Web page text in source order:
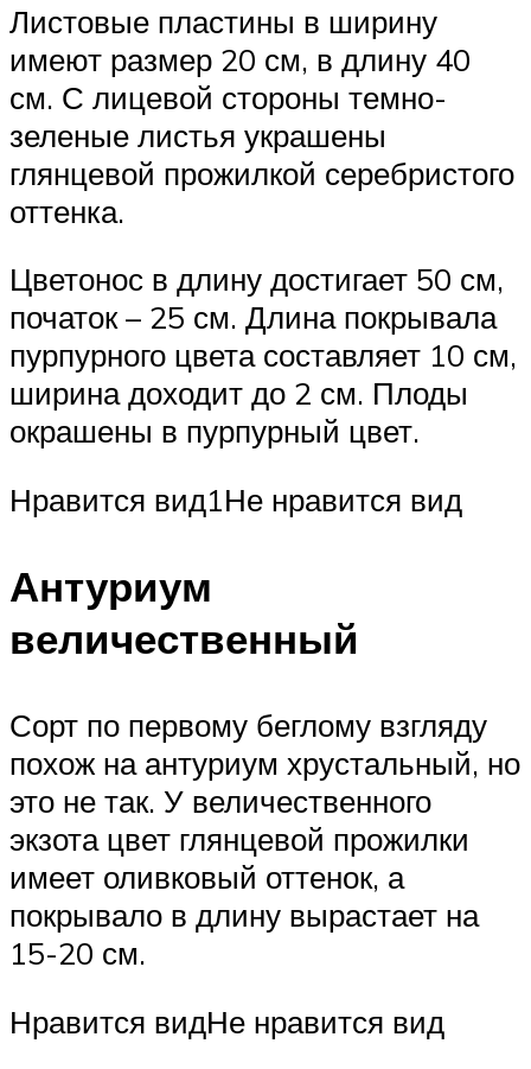
Листовые пластины в ширину
имеют размер 20 см, в длину 40
см. С лицевой стороны темно-
зеленые листья украшены
глянцевой прожилкой серебристого
оттенка.
Цветонос в длину достигает 50 см,
початок – 25 см. Длина покрывала
пурпурного цвета составляет 10 см,
ширина доходит до 2 см. Плоды
окрашены в пурпурный цвет.
Нравится вид1Не нравится вид
Антуриум
величественный
Сорт по первому беглому взгляду
похож на антуриум хрустальный, но
это не так. У величественного
экзота цвет глянцевой прожилки
имеет оливковый оттенок, а
покрывало в длину вырастает на
15-20 см.
Нравится видНе нравится вид